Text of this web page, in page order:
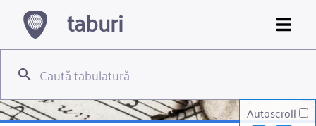
taburi
Autoscroll